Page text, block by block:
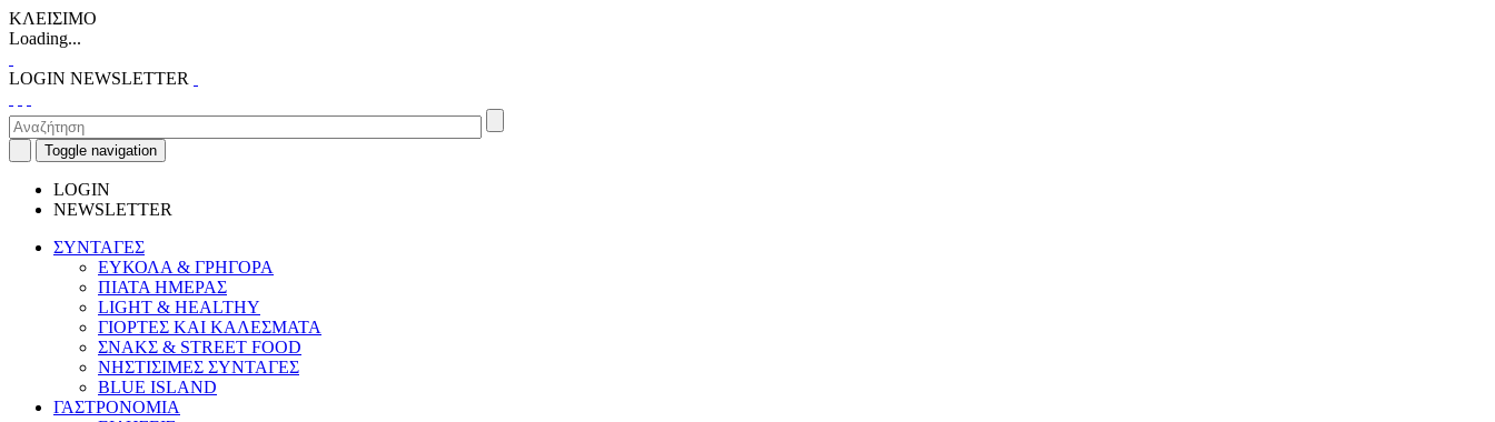
ΚΛΕΙΣΙΜΟ
Loading...
LOGIN NEWSLETTER
Toggle navigation
LOGIN
NEWSLETTER
ΣΥΝΤΑΓΕΣ
ΕΥΚΟΛΑ & ΓΡΗΓΟΡΑ
ΠΙΑΤΑ ΗΜΕΡΑΣ
LIGHT & HEALTHY
ΓΙΟΡΤΕΣ ΚΑΙ ΚΑΛΕΣΜΑΤΑ
ΣΝΑΚΣ & STREET FOOD
ΝΗΣΤΙΣΙΜΕΣ ΣΥΝΤΑΓΕΣ
BLUE ISLAND
ΓΑΣΤΡΟΝΟΜΙΑ